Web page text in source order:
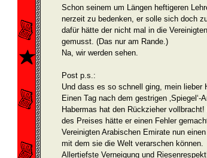
Schon seinem um Längen heftigeren
nerzeit zu bedenken, er solle sich doch
dafür hätte der nicht mal in die
gemusst. (Das nur am Rande.)
Na, wir werden sehen.
Post p.s.:
Und dass es so schnell ging, mein lieber
Einen Tag nach dem gestrigen
Habermas hat den Rückzieher
des Preises hätte er einen Fehler
Vereinigten Arabischen Emirate nun
mit dem sie die Welt verarschen können.
Allertiefste Verneigung und